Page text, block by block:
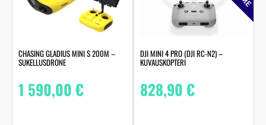
CHASING GLADIUS MINI S 200M –
SUKELLUSDRONE
1 590,00€
DJI MINI 4 PRO (DJI RC-N2) –
KUVAUSKOPTERI
828,90€